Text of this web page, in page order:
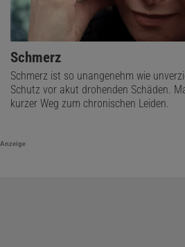
Schmerz
Schmerz ist so unangenehm wie
Schutz vor akut drohenden Schäden.
kurzer Weg zum chronischen Leiden.
Anzeige